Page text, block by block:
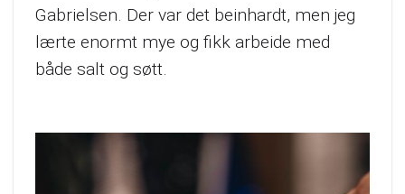
Gabrielsen. Der var det beinhardt, men jeg
lærte enormt mye og fikk arbeide med
både salt og søtt.